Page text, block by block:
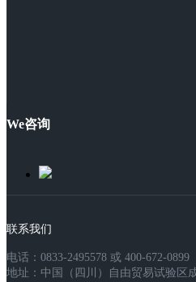
We咨询
联系我们
电话：0833-2495578 或 400-672-0899
地址：中国（四川）自由贸易试验区